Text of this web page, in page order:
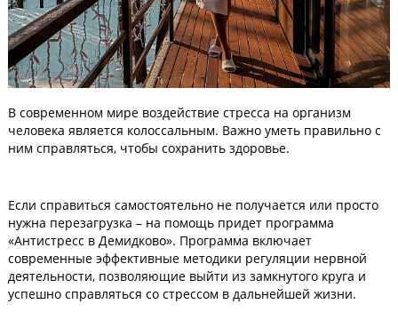
В современном мире воздействие стресса на организм
человека является колоссальным. Важно уметь правильно с
ним справляться, чтобы сохранить здоровье.
Если справиться самостоятельно не получается или просто
нужна перезагрузка – на помощь придет программа
«Антистресс в Демидково». Программа включает
современные эффективные методики регуляции нервной
деятельности, позволяющие выйти из замкнутого круга и
успешно справляться со стрессом в дальнейшей жизни.